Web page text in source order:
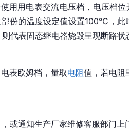
用用电表交流电压档，电压档位
份的温度设定值设置100℃，此
代表固态继电器烧毁呈现断路状
表欧姆档，量取电阻值，若电阻
或通知生产厂家维修客服部门上